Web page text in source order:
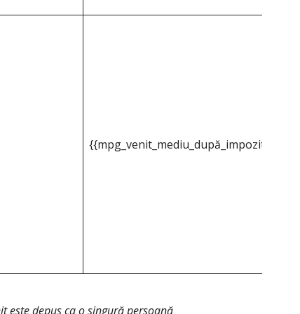
este depus ca o singură persoană